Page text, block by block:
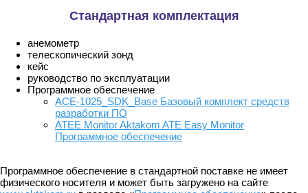
Стандартная комплектация
анемометр
телескопический зонд
кейс
руководство по эксплуатации
Программное обеспечение
ACE-1025_SDK_Base Базовый комплект средств
разработки ПО
ATEE Monitor Aktakom ATE Easy Monitor
Программное обеспечение
Программное обеспечение в стандартной поставке не имеет
физического носителя и может быть загружено на сайте